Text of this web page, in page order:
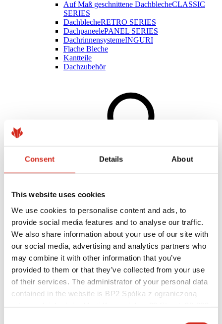
Consent Details About
This website uses cookies
We use cookies to personalise content and ads, to
provide social media features and to analyse our traffic.
We also share information about your use of our site with
our social media, advertising and analytics partners who
may combine it with other information that you’ve
provided to them or that they’ve collected from your use
of their services. The administrator of your personal data
contained in the website is BP2 Spółka z ograniczoną
Auf Maß geschnittene DachblecheCLASSIC
SERIES
DachblecheRETRO SERIES
DachpaneelePANEL SERIES
DachrinnensystemeINGURI
Flache Bleche
Kantteile
Dachzubehör
Referenzobjekte und Inspirationen
Beschichtungen, Farben und Garantien
Registrierung der Garantie